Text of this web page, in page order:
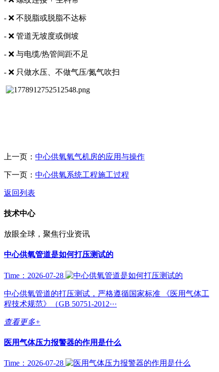
- ❌ 不脱脂或脱脂不达标
- ❌ 管道无坡度或倒坡
- ❌ 与电缆/热管间距不足
- ❌ 只做水压、不做气压/氮气吹扫
上一页： 中心供氧氧气机房的应用与操作
下一页： 中心供氧系统工程施工过程
返回列表
技术中心
放眼全球，聚焦行业资讯
中心供氧管道是如何打压测试的
Time：2026-07-28
中心供氧管道的打压测试，严格遵循国家标准 《医用气体工
程技术规范》（GB 50751-2012···
查看更多+
医用气体压力报警器的作用是什么
Time：2026-07-28